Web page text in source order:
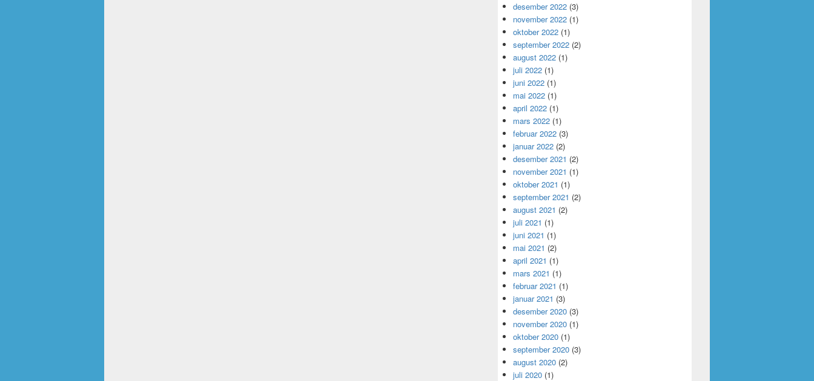
desember 2022 (3)
november 2022 (1)
oktober 2022 (1)
september 2022 (2)
august 2022 (1)
juli 2022 (1)
juni 2022 (1)
mai 2022 (1)
april 2022 (1)
mars 2022 (1)
februar 2022 (3)
januar 2022 (2)
desember 2021 (2)
november 2021 (1)
oktober 2021 (1)
september 2021 (2)
august 2021 (2)
juli 2021 (1)
juni 2021 (1)
mai 2021 (2)
april 2021 (1)
mars 2021 (1)
februar 2021 (1)
januar 2021 (3)
desember 2020 (3)
november 2020 (1)
oktober 2020 (1)
september 2020 (3)
august 2020 (2)
juli 2020 (1)